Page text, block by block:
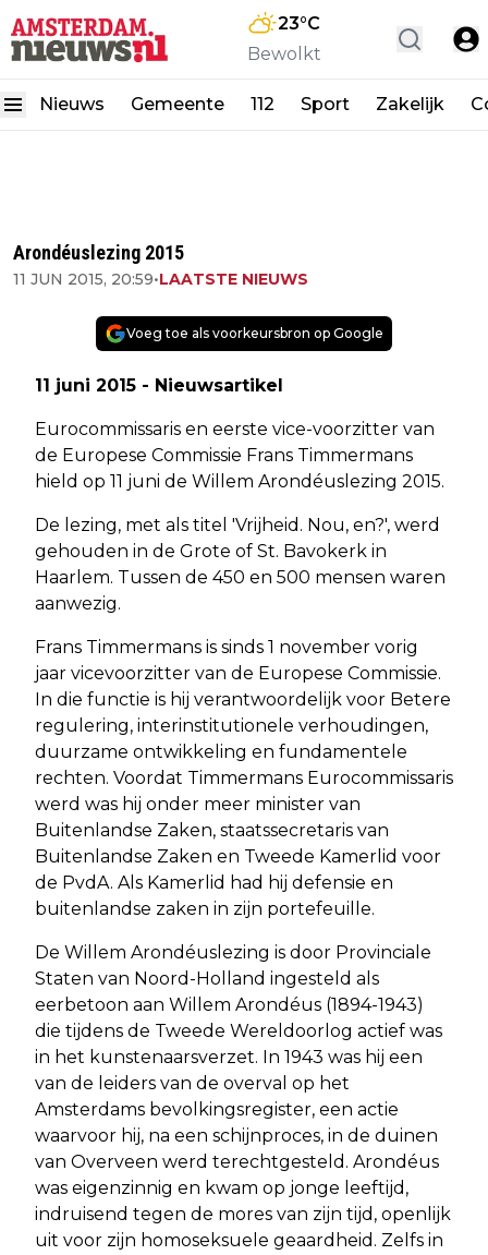
23°C
Bewolkt
Nieuws Gemeente 112 Sport Zakelijk
Arondéuslezing 2015
11 JUN 2015, 20:59•LAATSTE NIEUWS
Voeg toe als voorkeursbron op Google
11 juni 2015 - Nieuwsartikel
Eurocommissaris en eerste vice-voorzitter van
de Europese Commissie Frans Timmermans
hield op 11 juni de Willem Arondéuslezing 2015.
De lezing, met als titel 'Vrijheid. Nou, en?', werd
gehouden in de Grote of St. Bavokerk in
Haarlem. Tussen de 450 en 500 mensen waren
aanwezig.
Frans Timmermans is sinds 1 november vorig
jaar vicevoorzitter van de Europese Commissie.
In die functie is hij verantwoordelijk voor Betere
regulering, interinstitutionele verhoudingen,
duurzame ontwikkeling en fundamentele
rechten. Voordat Timmermans Eurocommissaris
werd was hij onder meer minister van
Buitenlandse Zaken, staatssecretaris van
Buitenlandse Zaken en Tweede Kamerlid voor
de PvdA. Als Kamerlid had hij defensie en
buitenlandse zaken in zijn portefeuille.
De Willem Arondéuslezing is door Provinciale
Staten van Noord-Holland ingesteld als
eerbetoon aan Willem Arondéus (1894-1943)
die tijdens de Tweede Wereldoorlog actief was
in het kunstenaarsverzet. In 1943 was hij een
van de leiders van de overval op het
Amsterdams bevolkingsregister, een actie
waarvoor hij, na een schijnproces, in de duinen
van Overveen werd terechtgesteld. Arondéus
was eigenzinnig en kwam op jonge leeftijd,
indruisend tegen de mores van zijn tijd, openlijk
uit voor zijn homoseksuele geaardheid. Zelfs in